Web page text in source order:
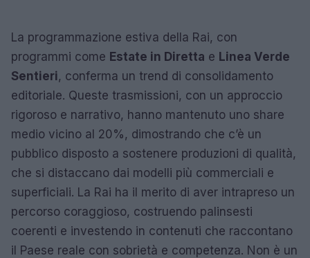
La programmazione estiva della Rai, con
programmi come Estate in Diretta e Linea Verde
Sentieri, conferma un trend di consolidamento
editoriale. Queste trasmissioni, con un approccio
rigoroso e narrativo, hanno mantenuto uno share
medio vicino al 20%, dimostrando che c’è un
pubblico disposto a sostenere produzioni di qualità,
che si distaccano dai modelli più commerciali e
superficiali. La Rai ha il merito di aver intrapreso un
percorso coraggioso, costruendo palinsesti
coerenti e investendo in contenuti che raccontano
il Paese reale con sobrietà e competenza. Non è un